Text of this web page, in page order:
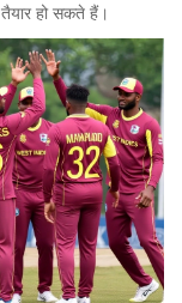
हो सकते हैं।